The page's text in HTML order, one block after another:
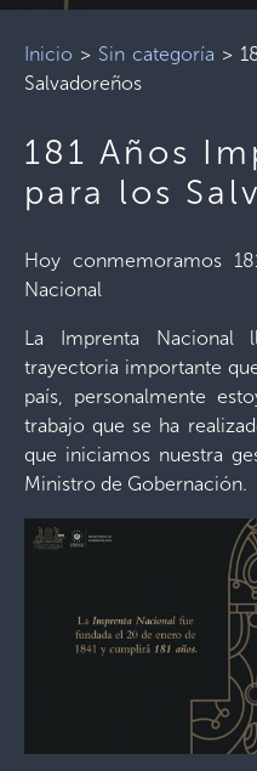
Inicio > Sin categoría >
Salvadoreños
181 Años
para los
Hoy conmemoramos
Nacional
La Imprenta Nacional
trayectoria importante
país, personalmente
trabajo que se ha
que iniciamos nuestra
Ministro de Gobernación.